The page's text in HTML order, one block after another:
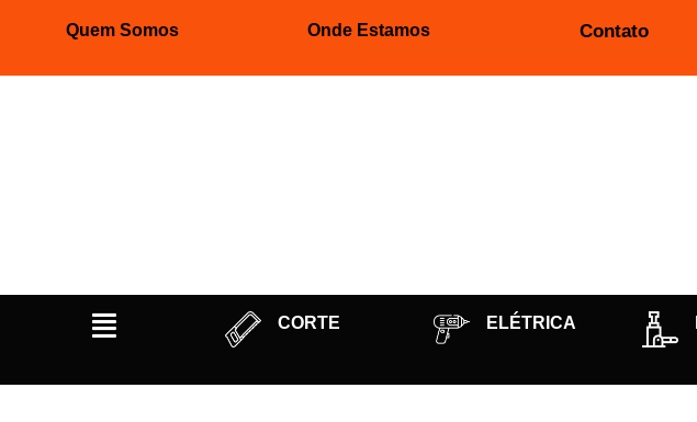
Quem Somos Onde Estamos Contato
CORTE ELÉTRICA